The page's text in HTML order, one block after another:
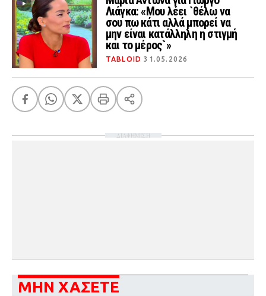
Λιάγκα: «Μου λέει `θέλω να
σου πω κάτι αλλά μπορεί να
μην είναι κατάλληλη η στιγμή
και το μέρος`»
TABLOID 31.05.2026
ΔΙΑΦΗΜΙΣΗ
ΜΗΝ ΧΑΣΕΤΕ